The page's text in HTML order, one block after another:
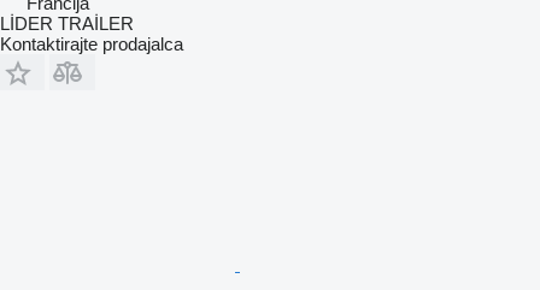
LİDER TRAİLER
Kontaktirajte prodajalca